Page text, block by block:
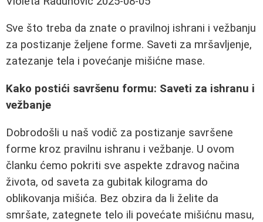
Sve što treba da znate o pravilnoj ishrani i vežbanju
za postizanje željene forme. Saveti za mršavljenje,
zatezanje tela i povećanje mišićne mase.
Kako postići savršenu formu: Saveti za ishranu i
vežbanje
Dobrodošli u naš vodič za postizanje savršene
forme kroz pravilnu ishranu i vežbanje. U ovom
članku ćemo pokriti sve aspekte zdravog načina
života, od saveta za gubitak kilograma do
oblikovanja mišića. Bez obzira da li želite da
smršate, zategnete telo ili povećate mišićnu masu,